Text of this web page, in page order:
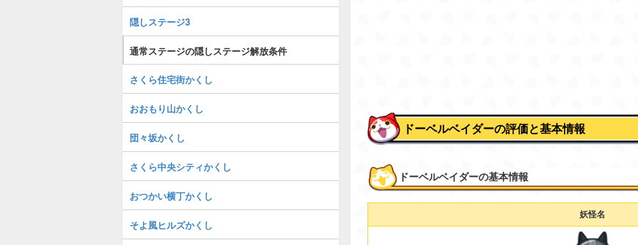
ドーベルベイダーの評価と基本情報
ドーベルベイダーの基本情報
妖怪名
隠しステージ3
通常ステージの隠しステージ解放条件
さくら住宅街かくし
おおもり山かくし
団々坂かくし
さくら中央シティかくし
おつかい横丁かくし
そよ風ヒルズかくし